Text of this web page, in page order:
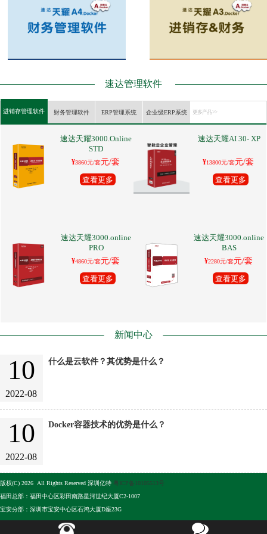
速达管理软件
进销存管理软件 财务管理软件 ERP管理系统 企业级ERP系统 更多产品 >>
速达天耀3000.Online
STD
¥3860元/套元/套
查看更多
速达天耀AI 30- XP
¥13800元/套元/套
查看更多
速达天耀3000.online
PRO
¥4860元/套元/套
查看更多
速达天耀3000.online
BAS
¥2280元/套元/套
查看更多
新闻中心
10
2022-08
什么是云软件？其优势是什么？
10
2022-08
Docker容器技术的优势是什么？
版权(C) 2026 All Rights Reserved 深圳亿特 粤ICP备10105513号
福田总部：福田中心区彩田南路星河世纪大厦C2-1007
宝安分部：深圳市宝安中心区石鸿大厦D座23G